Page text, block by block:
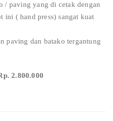
/ paving yang di cetak dengan
ini ( hand press) sangat kuat
paving dan batako tergantung
2.800.000